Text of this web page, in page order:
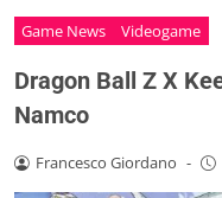
Game News Videogame
Dragon Ball Z X
Namco
Francesco Giordano -